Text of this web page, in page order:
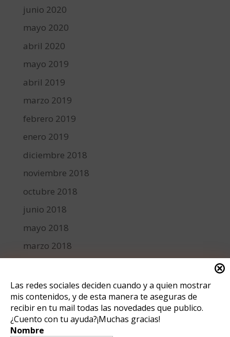
Utilizamos tecnologías como las cookies para almacenar y/o acceder a
la información del dispositivo. Lo hacemos para mejorar la experiencia
de navegación y para mostrar anuncios (no) personalizados. El
consentimiento a estas tecnologías nos permitirá procesar datos como
el comportamiento de navegación o los ID's únicos en este sitio. No
Las redes sociales deciden cuando y a quien mostrar
mis contenidos, y de esta manera te aseguras de
recibir en tu mail todas las novedades que publico.
¿Cuento con tu ayuda?¡Muchas gracias!
Nombre
junio 2020
mayo 2020
abril 2020
mayo 2019
abril 2019
marzo 2019
febrero 2019
enero 2019
diciembre 2018
noviembre 2018
octubre 2018
junio 2018
mayo 2018
marzo 2018
enero 2018
diciembre 2017
Categorías